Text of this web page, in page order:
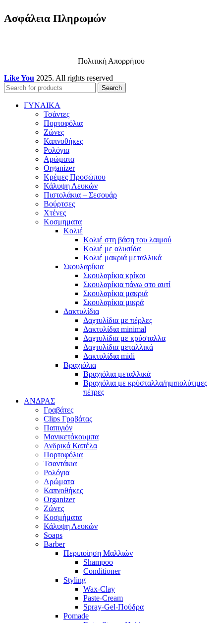
Ασφάλεια Πληρωμών
Πολιτική Απορρήτου
Like You 2025. All rights reserved
Search
ΓΥΝΑΙΚΑ
Τσάντες
Πορτοφόλια
Ζώνες
Καπνοθήκες
Ρολόγια
Αρώματα
Organizer
Κρέμες Προσώπου
Κάλυψη Λευκών
Πιστολάκια – Σεσουάρ
Βούρτσες
Χτένες
Κοσμηματα
Κολιέ
Κολιέ στη βάση του λαιμού
Κολιέ με αλυσίδα
Κολιέ μακριά μεταλλικά
Σκουλαρίκια
Σκουλαρίκια κρίκοι
Σκουλαρίκια πάνω στο αυτί
Σκουλαρίκια μακριά
Σκουλαρίκια μικρά
Δακτυλίδια
Δαχτυλίδια με πέρλες
Δακτυλίδια minimal
Δαχτυλίδια με κρύσταλλα
Δαχτυλίδια μεταλλικά
Δακτυλίδια midi
Βραχιόλια
Βραχιόλια μεταλλικά
Βραχιόλια με κρύσταλλα/ημιπολύτιμες
πέτρες
ΑΝΔΡΑΣ
Γραβάτες
Clips Γραβάτας
Παπιγιόν
Μανικετόκουμπα
Ανδρικά Καπέλα
Πορτοφόλια
Τσαντάκια
Ρολόγια
Αρώματα
Καπνοθήκες
Organizer
Ζώνες
Κοσμήματα
Κάλυψη Λευκών
Soaps
Barber
Περιποίηση Μαλλιών
Shampoo
Conditioner
Styling
Wax-Clay
Paste-Cream
Spray-Gel-Πούδρα
Pomade